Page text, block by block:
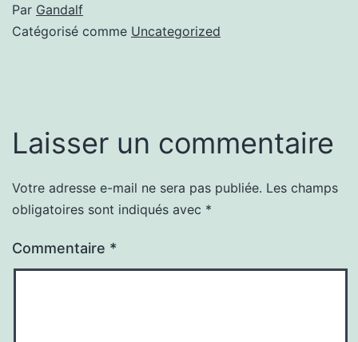
Par Gandalf
Catégorisé comme Uncategorized
Laisser un commentaire
Votre adresse e-mail ne sera pas publiée. Les champs
obligatoires sont indiqués avec *
Commentaire *